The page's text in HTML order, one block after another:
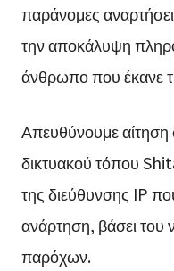
παράνομες
την αποκάλυψη
άνθρωπο που έκανε
Απευθύνουμε αίτηση
δικτυακού τόπου
της διεύθυνσης IP
ανάρτηση, βάσει του
παρόχων.